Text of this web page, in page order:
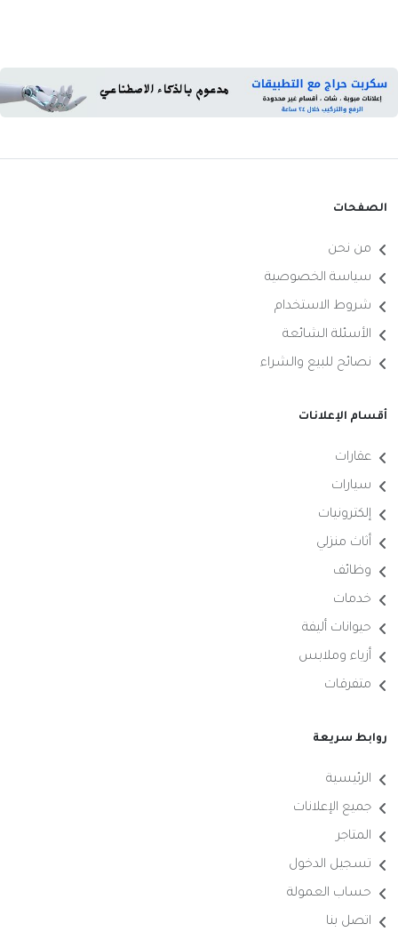
الصفحات
من نحن
سياسة الخصوصية
شروط الاستخدام
الأسئلة الشائعة
نصائح للبيع والشراء
أقسام الإعلانات
عقارات
سيارات
إلكترونيات
أثاث منزلي
وظائف
خدمات
حيوانات أليفة
أزياء وملابس
متفرقات
روابط سريعة
الرئيسية
جميع الإعلانات
المتاجر
تسجيل الدخول
حساب العمولة
اتصل بنا